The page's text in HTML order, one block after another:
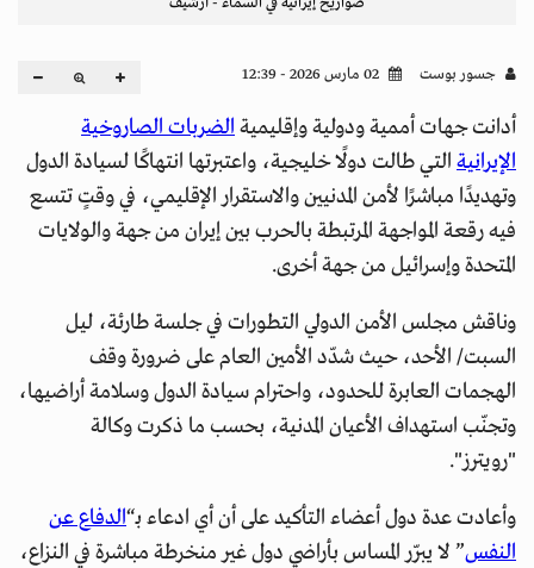
جسور بوست
أدانت جهات أممية ودولية وإقليميةالضربات الصاروخية
الإيرانية التي طالت دولًا خليجية، واعتبرتها انتهاكًا لسيادة الدول
وتهديدًا مباشرًا لأمن المدنيين والاستقرار الإقليمي، في وقتٍ تتسع
فيه رقعة المواجهة المرتبطة بالحرب بين إيران من جهة والولايات
المتحدة وإسرائيل من جهة أخرى.
وناقش مجلس الأمن الدولي التطورات في جلسة طارئة، ليل
السبت/ الأحد، حيث شدّد الأمين العام على ضرورة وقف
الهجمات العابرة للحدود، واحترام سيادة الدول وسلامة أراضيها،
وتجنّب استهداف الأعيان المدنية، بحسب ما ذكرت وكالة
"رويترز".
وأعادت عدة دول أعضاء التأكيد على أن أي ادعاء بـ“الدفاع عن
النفس” لا يبرّر المساس بأراضي دول غير منخرطة مباشرة في النزاع،